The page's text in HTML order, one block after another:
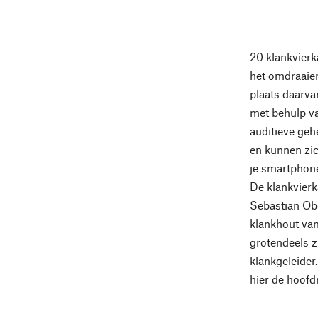
20
het
plaats
met behulp
auditieve
en kunnen
je
De
Sebastian
klankhout
grotendeels
hier de